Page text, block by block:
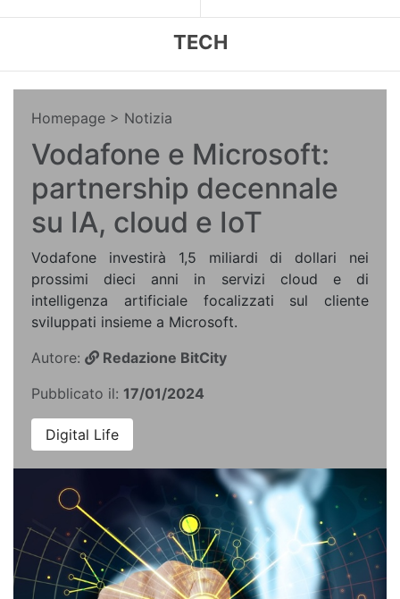
TECH
Homepage > Notizia
Vodafone e Microsoft:
partnership decennale
su IA, cloud e IoT
Vodafone investirà 1,5 miliardi di dollari nei
prossimi dieci anni in servizi cloud e di
intelligenza artificiale focalizzati sul cliente
sviluppati insieme a Microsoft.
Autore:
Redazione BitCity
Pubblicato il: 17/01/2024
Digital Life